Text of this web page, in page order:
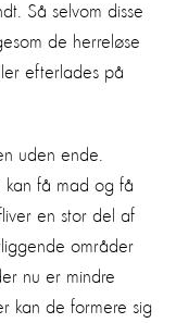
Så selvom disse
de herreløse
efterlades på
uden ende.
få mad og få
en stor del af
områder
nu er mindre
kan de formere sig